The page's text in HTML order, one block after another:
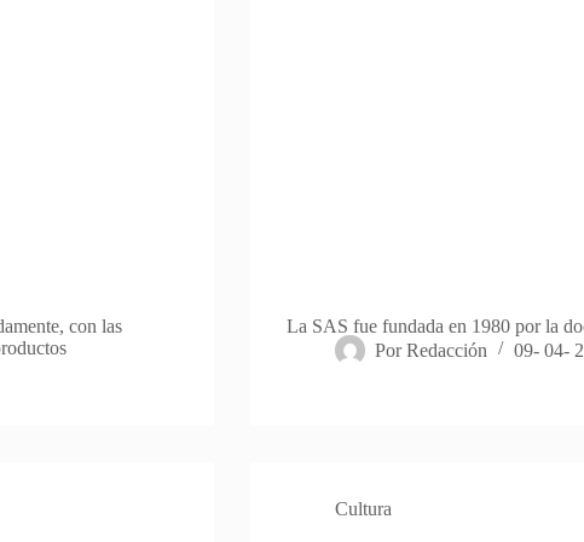
con las
La SAS fue fundada en 1980 por la
Por Redacción 09- 04-
Cultura